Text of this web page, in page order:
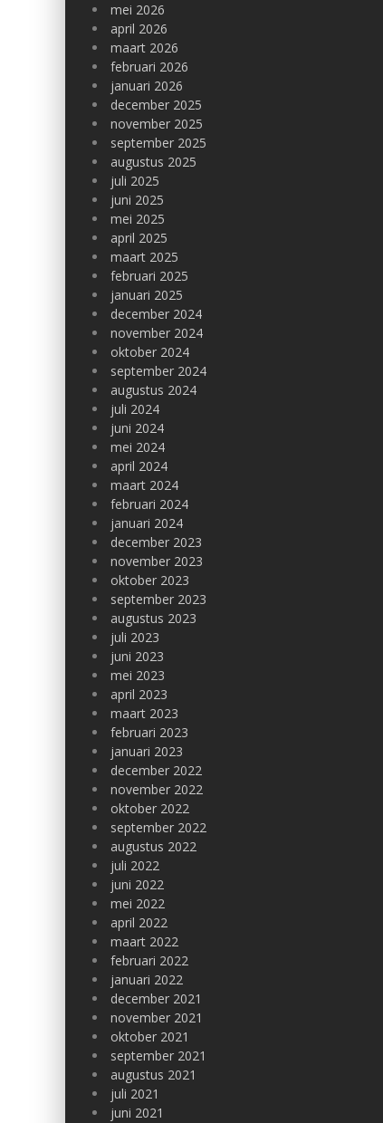
mei 2026
april 2026
maart 2026
februari 2026
januari 2026
december 2025
november 2025
september 2025
augustus 2025
juli 2025
juni 2025
mei 2025
april 2025
maart 2025
februari 2025
januari 2025
december 2024
november 2024
oktober 2024
september 2024
augustus 2024
juli 2024
juni 2024
mei 2024
april 2024
maart 2024
februari 2024
januari 2024
december 2023
november 2023
oktober 2023
september 2023
augustus 2023
juli 2023
juni 2023
mei 2023
april 2023
maart 2023
februari 2023
januari 2023
december 2022
november 2022
oktober 2022
september 2022
augustus 2022
juli 2022
juni 2022
mei 2022
april 2022
maart 2022
februari 2022
januari 2022
december 2021
november 2021
oktober 2021
september 2021
augustus 2021
juli 2021
juni 2021